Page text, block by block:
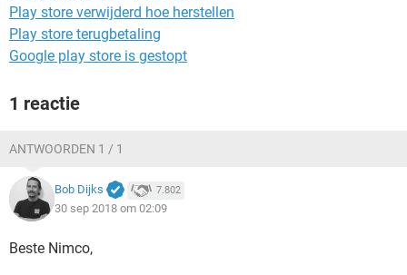
Play store verwijderd hoe herstellen
Play store terugbetaling
Google play store is gestopt
1 reactie
ANTWOORDEN 1 / 1
Bob Dijks 7.802
30 sep 2018 om 02:09
Beste Nimco,